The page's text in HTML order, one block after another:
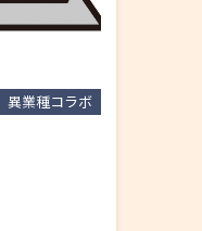
異業種コラボ